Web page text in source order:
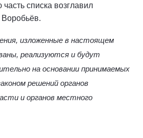
списка возглавил
Воробьёв.
изложенные в настоящем
реализуются и будут
на основании принимаемых
решений органов
и органов местного